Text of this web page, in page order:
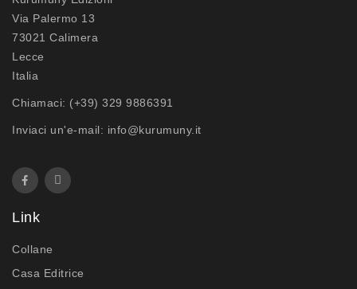
Via Palermo 13
73021 Calimera
Lecce
Italia
Chiamaci: (+39) 329 9886391
Inviaci un'e-mail: info@kurumuny.it
Link
Collane
Casa Editrice